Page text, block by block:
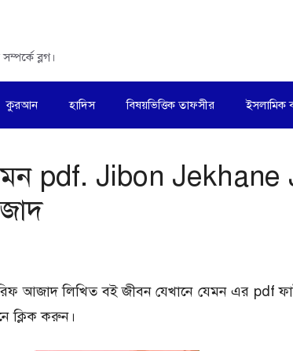
ব্লগ।
কুরআন হাদিস বিষয়ভিত্তিক তাফসীর ইসলামিক
pdf. Jibon Jekhane
আজাদ লিখিত বই জীবন যেখানে যেমন এর pdf
ক্লিক করুন।